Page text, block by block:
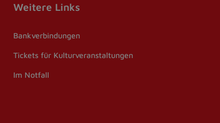
Weitere Links
Bankverbindungen
Tickets für Kulturveranstaltungen
Im Notfall